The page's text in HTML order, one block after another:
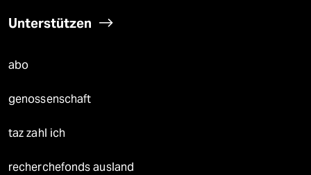
Unterstützen
abo
genossenschaft
taz zahl ich
recherchefonds ausland